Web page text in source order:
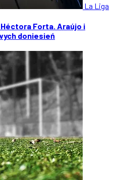
La Liga
Forta. Araújo i
doniesień